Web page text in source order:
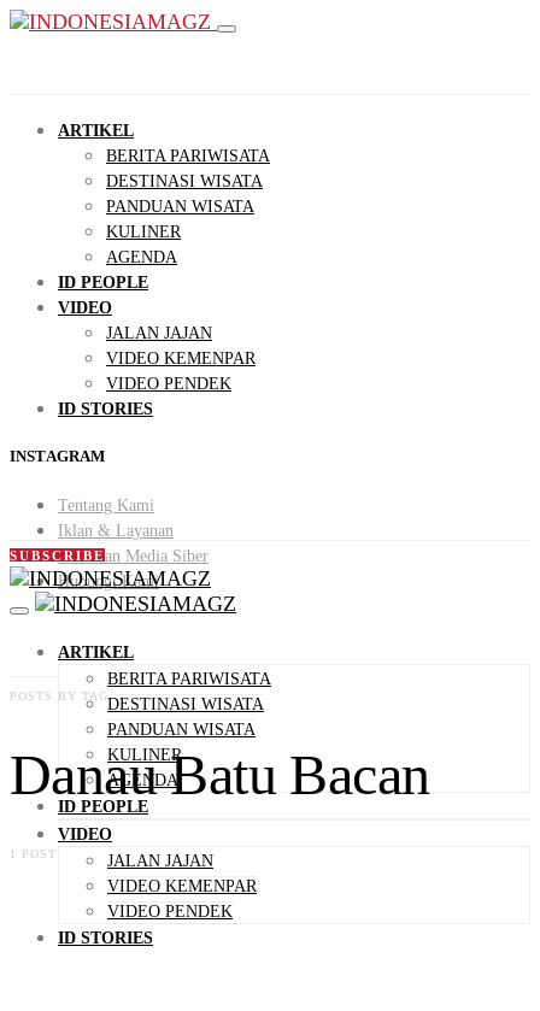
ARTIKEL
BERITA PARIWISATA
DESTINASI WISATA
PANDUAN WISATA
KULINER
AGENDA
ID PEOPLE
VIDEO
JALAN JAJAN
VIDEO KEMENPAR
VIDEO PENDEK
ID STORIES
INSTAGRAM
Tentang Kami
Iklan & Layanan
Pedoman Media Siber
Hubungi Kami
SUBSCRIBE
ARTIKEL
BERITA PARIWISATA
DESTINASI WISATA
PANDUAN WISATA
KULINER
AGENDA
ID PEOPLE
VIDEO
JALAN JAJAN
VIDEO KEMENPAR
VIDEO PENDEK
ID STORIES
POSTS BY TAG
Danau Batu Bacan
1 POST